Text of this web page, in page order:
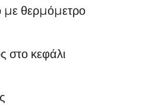
θερμόμετρο
στο κεφάλι